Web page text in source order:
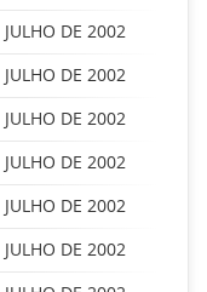
DE 2002
DE 2002
DE 2002
DE 2002
DE 2002
DE 2002